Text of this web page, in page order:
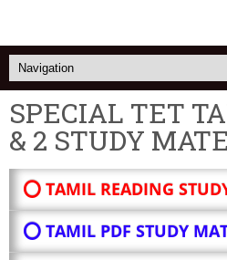
SPECIAL TET
& 2 STUDY
⭕ TAMIL READING
⭕ TAMIL PDF STUDY